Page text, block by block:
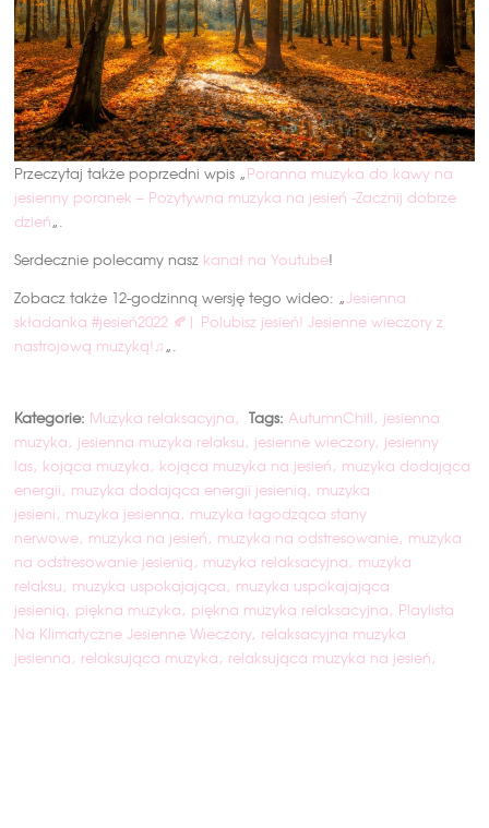
Przeczytaj także poprzedni wpis „Poranna muzyka do kawy na
jesienny poranek – Pozytywna muzyka na jesień -Zacznij dobrze
dzień„.
Serdecznie polecamy nasz kanał na Youtube!
Zobacz także 12-godzinną wersję tego wideo: „Jesienna
składanka #jesień2022 🍂| Polubisz jesień! Jesienne wieczory z
nastrojową muzyką!♫„.
Kategorie: Muzyka relaksacyjna Tags: AutumnChill jesienna
muzyka jesienna muzyka relaksu jesienne wieczory jesienny
las kojąca muzyka kojąca muzyka na jesień muzyka dodająca
energii muzyka dodająca energii jesienią muzyka
jesieni muzyka jesienna muzyka łagodząca stany
nerwowe muzyka na jesień muzyka na odstresowanie muzyka
na odstresowanie jesienią muzyka relaksacyjna muzyka
relaksu muzyka uspokajająca muzyka uspokajająca
jesienią piękna muzyka piękna muzyka relaksacyjna Playlista
Na Klimatyczne Jesienne Wieczory relaksacyjna muzyka
jesienna relaksująca muzyka relaksująca muzyka na jesień